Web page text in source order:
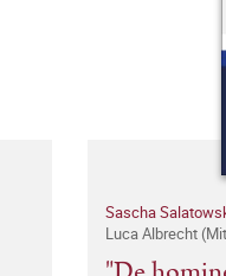
Sascha
Luca Albrecht